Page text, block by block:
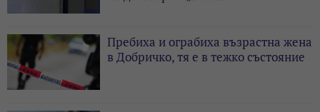
Пребиха и ограбиха възрастна жена
в Добричко, тя е в тежко състояние